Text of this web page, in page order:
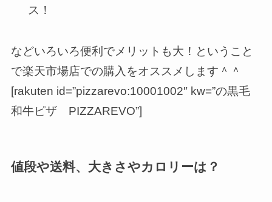
ス！
などいろいろ便利でメリットも大！ということ
で楽天市場店での購入をオススメします＾＾
[rakuten id=”pizzarevo:10001002″ kw=”の黒毛
和牛ピザ PIZZAREVO”]
値段や送料、大きさやカロリーは？